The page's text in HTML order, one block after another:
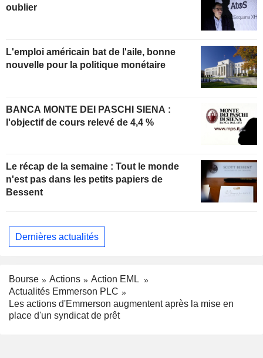
oublier
L'emploi américain bat de l'aile, bonne
nouvelle pour la politique monétaire
BANCA MONTE DEI PASCHI SIENA :
l'objectif de cours relevé de 4,4 %
Le récap de la semaine : Tout le monde
n'est pas dans les petits papiers de
Bessent
Dernières actualités
Bourse Actions
Action EML
Actualités Emmerson PLC
Les actions d'Emmerson augmentent après la mise en
place d'un syndicat de prêt